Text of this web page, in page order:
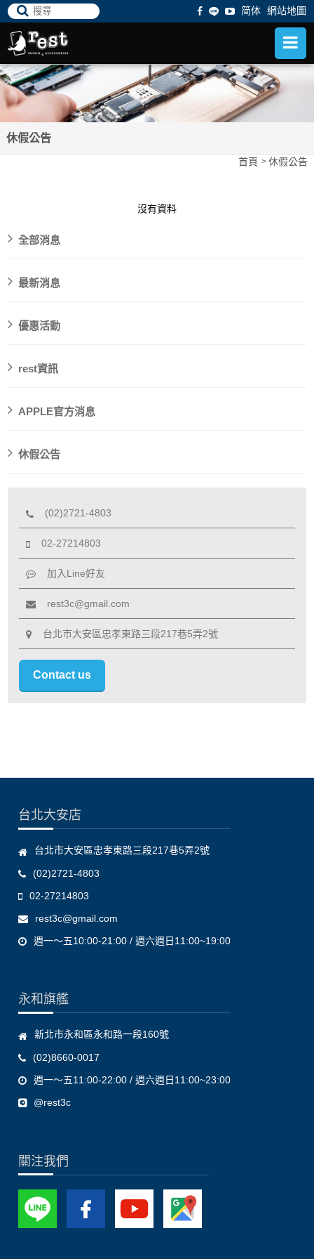
简体 網站地圖
休假公告
首頁 休假公告
沒有資料
全部消息
最新消息
優惠活動
rest資訊
APPLE官方消息
休假公告
(02)2721-4803
02-27214803
加入Line好友
rest3c@gmail.com
台北市大安區忠孝東路三段217巷5弄2號
Contact us
台北大安店
台北市大安區忠孝東路三段217巷5弄2號
(02)2721-4803
02-27214803
rest3c@gmail.com
週一～五10:00-21:00 / 週六週日11:00~19:00
永和旗艦
新北市永和區永和路一段160號
(02)8660-0017
週一～五11:00-22:00 / 週六週日11:00~23:00
@rest3c
關注我們